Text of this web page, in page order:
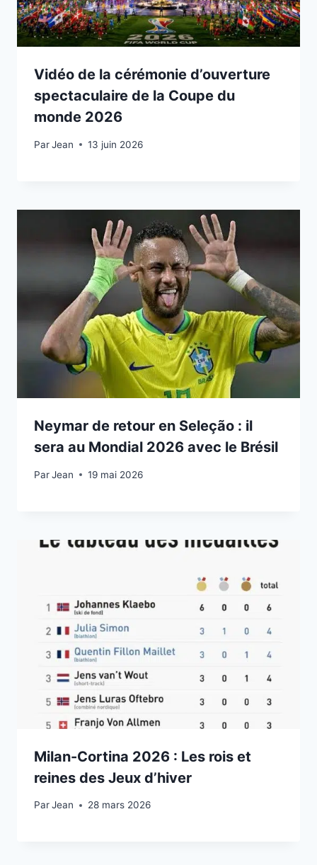
Vidéo de la cérémonie d’ouverture
spectaculaire de la Coupe du
monde 2026
ParJean
11 juin 2026 13 juin 2026
Neymar de retour en Seleção : il
sera au Mondial 2026 avec le Brésil
ParJean
19 mai 202619 mai 2026
Milan-Cortina 2026 : Les rois et
reines des Jeux d’hiver
ParJean
22 février 202628 mars 2026